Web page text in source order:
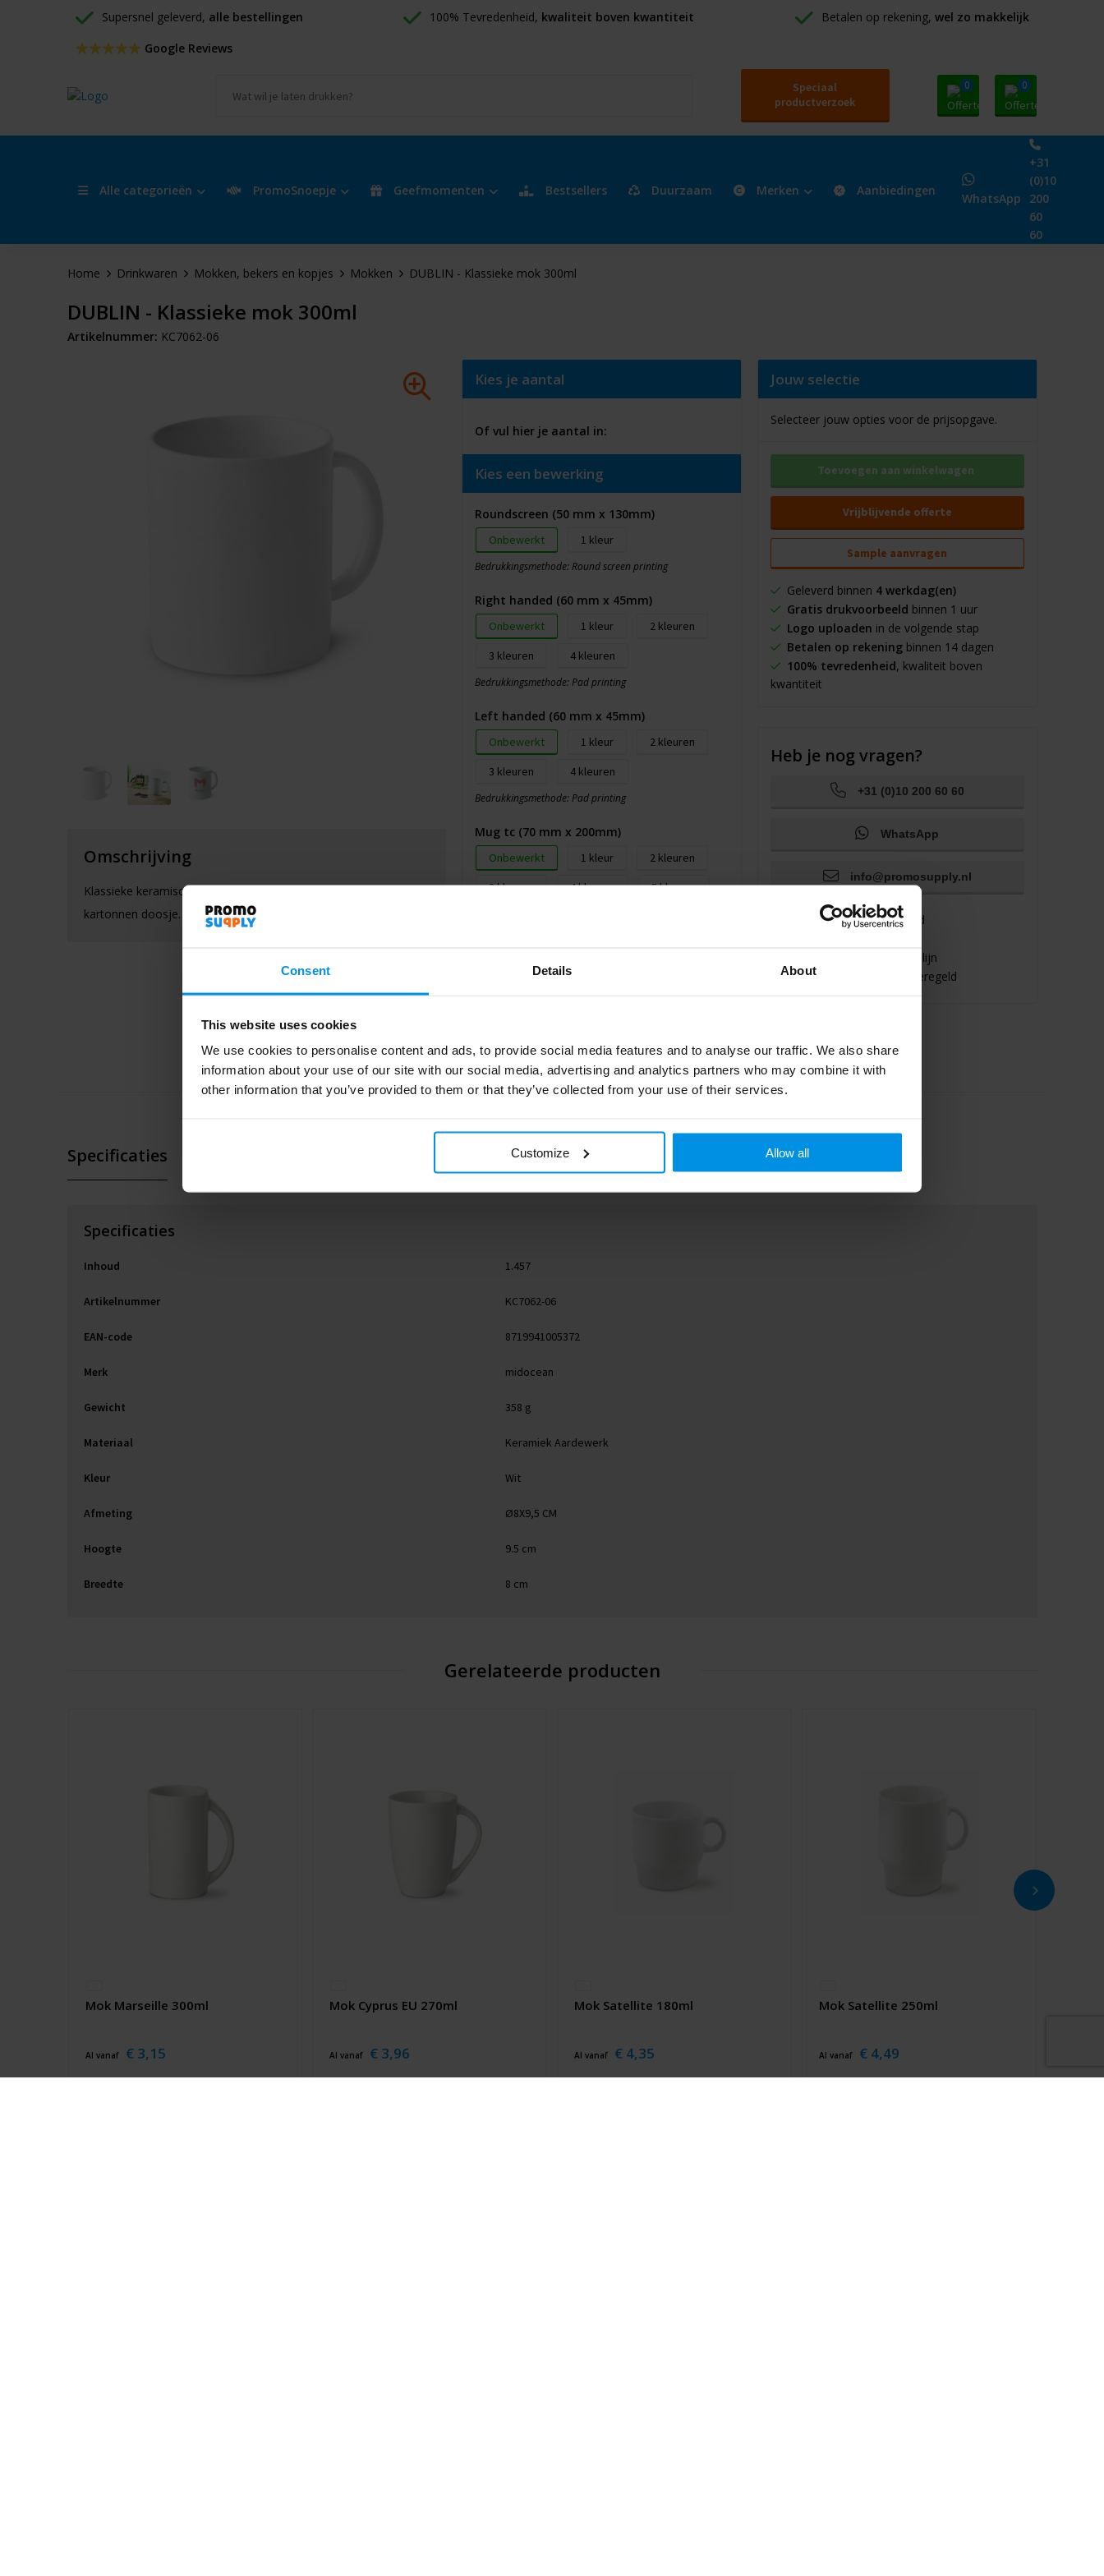
Consent Details About
This website uses cookies
We use cookies to personalise content and ads, to provide social media features and to analyse our traffic. We also share
information about your use of our site with our social media, advertising and analytics partners who may combine it with
other information that you’ve provided to them or that they’ve collected from your use of their services.
Customize Allow all
Supersnel geleverd, alle bestellingen 100% Tevredenheid, kwaliteit boven kwantiteit Betalen op rekening, wel zo makkelijk
Google Reviews
Speciaal
productverzoek
0 0
Alle categorieën PromoSnoepje Geefmomenten Bestsellers Duurzaam Merken Aanbiedingen
WhatsApp
+31
(0)10
200
60
60
Home Drinkwaren Mokken, bekers en kopjes Mokken DUBLIN - Klassieke mok 300ml
DUBLIN - Klassieke mok 300ml
Artikelnummer: KC7062-06
Omschrijving
Klassieke keramische mok, 300 ml, per stuk verpakt in een
kartonnen doosje. Ideaal voor het bedrukken met uw logo.
Kies je aantal
Of vul hier je aantal in:
Kies een bewerking
Roundscreen (50 mm x 130mm)
Onbewerkt 1
Bedrukkingsmethode: Round screen printing
Right handed (60 mm x 45mm)
Onbewerkt 1
2
3
4
Bedrukkingsmethode: Pad printing
Left handed (60 mm x 45mm)
Onbewerkt 1
2
3
4
Bedrukkingsmethode: Pad printing
Mug tc (70 mm x 200mm)
Onbewerkt 1
2
3
4 5
Onbewerkt
Jouw selectie
Selecteer jouw opties voor de prijsopgave.
Toevoegen aan winkelwagen
Vrijblijvende offerte
Sample aanvragen
Geleverd binnen 4 werkdag(en)
Gratis drukvoorbeeld binnen 1 uur
Logo uploaden in de volgende stap
Betalen op rekeningbinnen 14 dagen
100% tevredenheid, kwaliteit boven
kwantiteit
Heb je nog vragen?
+31 (0)10 200 60 60
WhatsApp
info@promosupply.nl
Binnen no-time antwoord
Direct een expert aan de lijn
Gewoon even appen = geregeld
Specificaties
Specificaties
Inhoud 1.457
Artikelnummer KC7062-06
EAN-code 8719941005372
Merk midocean
Gewicht 358 g
Materiaal Keramiek Aardewerk
Kleur Wit
Afmeting Ø8X9,5 CM
Hoogte 9.5 cm
Breedte 8 cm
Gerelateerde producten
Mok Marseille 300ml
Al vanaf € 3,15
Mok Cyprus EU 270ml
Al vanaf € 3,96
Mok Satellite 180ml
Al vanaf € 4,35
Mok Satellite 250ml
Al vanaf € 4,49